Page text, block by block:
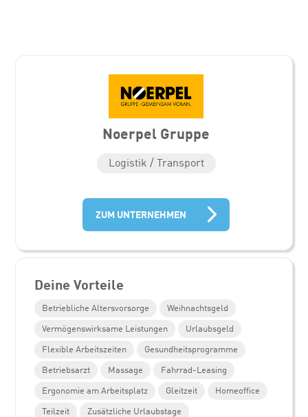
Noerpel Gruppe
Logistik / Transport
ZUM UNTERNEHMEN
Deine Vorteile
Betriebliche Altersvorsorge
Weihnachtsgeld
Vermögenswirksame Leistungen
Urlaubsgeld
Flexible Arbeitszeiten
Gesundheitsprogramme
Betriebsarzt
Massage
Fahrrad-Leasing
Ergonomie am Arbeitsplatz
Gleitzeit
Homeoffice
Teilzeit
Zusätzliche Urlaubstage